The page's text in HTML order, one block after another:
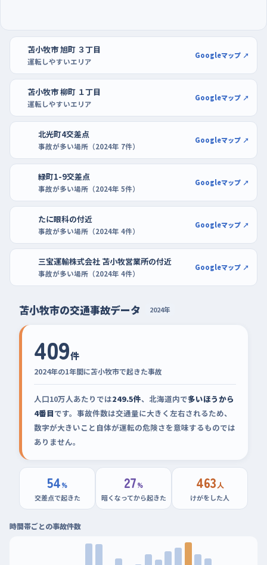
習は、イオンモール苫小牧の広い駐車場が向いている。区画がは
っきりしていて通路も広いから、切り返しに時間がかかっても後ろ
が詰まりにくい。もう少し規模を落としたいなら、ケーズデンキ苫
小牧店の駐車場で、白線に沿ってまっすぐ入れる感覚をつかんで
おくといい。
苫小牧市 旭町 ３丁目
運転しやすいエリア
Googleマップ ↗
苫小牧市 柳町 １丁目
運転しやすいエリア
Googleマップ ↗
北光町4交差点
事故が多い場所（2024年 7件）
Googleマップ ↗
緑町1-9交差点
事故が多い場所（2024年 5件）
Googleマップ ↗
たに眼科の付近
事故が多い場所（2024年 4件）
Googleマップ ↗
三宝運輸株式会社 苫小牧営業所の付近
事故が多い場所（2024年 4件）
Googleマップ ↗
苫小牧市の交通事故データ 2024年
409件
2024年の1年間に苫小牧市で起きた事故
人口10万人あたりでは249.5件、北海道内で多いほうから
4番目です。事故件数は交通量に大きく左右されるため、
数字が大きいこと自体が運転の危険さを意味するものでは
ありません。
54%
交差点で起きた
27%
暗くなってから起きた
463人
けがをした人
時間帯ごとの事故件数